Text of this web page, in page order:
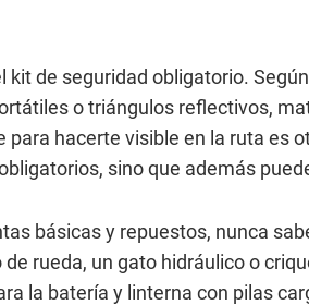
kit de seguridad obligatorio.
o triángulos reflectivos,
para hacerte visible en la ruta es
sino que además
básicas y repuestos, nunca
rueda, un gato hidráulico o
la batería y linterna con pilas